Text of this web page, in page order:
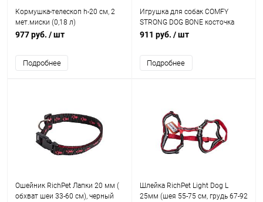
Кормушка-телескоп h-20 см, 2
мет.миски (0,18 л)
977 руб. / шт
Подробнее
Игрушка для собак COMFY
STRONG DOG BONE косточка
16,5х8х4см
911 руб. / шт
Подробнее
Ошейник RichPet Лапки 20 мм (
обхват шеи 33-60 см), черный
Шлейка RichPet Light Dog L
25мм (шея 55-75 см, грудь 67-92